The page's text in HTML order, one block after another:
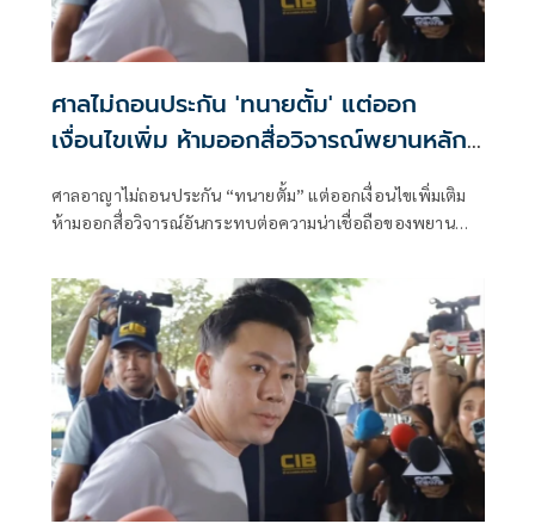
ศาลไม่ถอนประกัน 'ทนายตั้ม' แต่ออก
เงื่อนไขเพิ่ม ห้ามออกสื่อวิจารณ์พยานหลัก
ศาลอาญาไม่ถอนประกัน “ทนายตั้ม” แต่ออกเงื่อนไขเพิ่มเติม
ห้ามออกสื่อวิจารณ์อันกระทบต่อความน่าเชื่อถือของพยาน